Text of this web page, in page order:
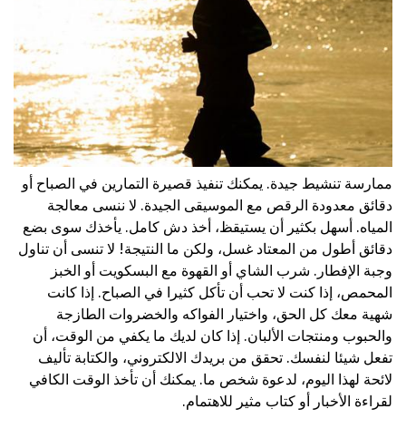
ممارسة تنشيط جيدة. يمكنك تنفيذ قصيرة التمارين في الصباح أو
دقائق معدودة الرقص مع الموسيقى الجيدة. لا ننسى معالجة
المياه. أسهل بكثير أن يستيقظ، أخذ دش كامل. يأخذك سوى بضع
دقائق أطول من المعتاد غسل، ولكن ما النتيجة! لا تنسى أن تناول
وجبة الإفطار. شرب الشاي أو القهوة مع البسكويت أو الخبز
المحمص، إذا كنت لا تحب أن تأكل كثيرا في الصباح. إذا كانت
شهية معك كل الحق، واختيار الفواكه والخضروات الطازجة
والحبوب ومنتجات الألبان. إذا كان لديك ما يكفي من الوقت، أن
تفعل شيئا لنفسك. تحقق من بريدك الالكتروني، والكتابة تأليف
لائحة لهذا اليوم، لدعوة شخص ما. يمكنك أن تأخذ الوقت الكافي
لقراءة الأخبار أو كتاب مثير للاهتمام.